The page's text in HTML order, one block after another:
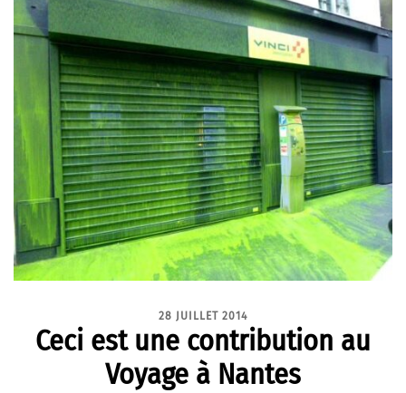
28 JUILLET 2014
Ceci est une contribution au
Voyage à Nantes